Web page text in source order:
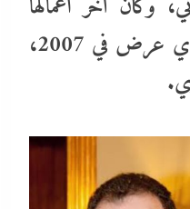
مسلسل “أصعب قرار” الذي عرض في 2007،